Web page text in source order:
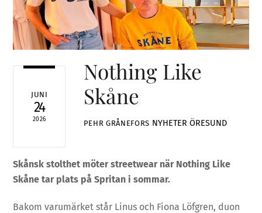
JUNI
24
2026
Nothing Like
Skåne
PEHR GRÅNEFORS NYHETER ÖRESUND
Skånsk stolthet möter streetwear när Nothing Like
Skåne tar plats på Spritan i sommar.
Bakom varumärket står Linus och Fiona Löfgren, duon